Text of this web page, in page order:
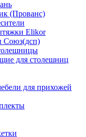
(Прованс)
Elikor
Союз(дсп)
для столешниц
для прихожей